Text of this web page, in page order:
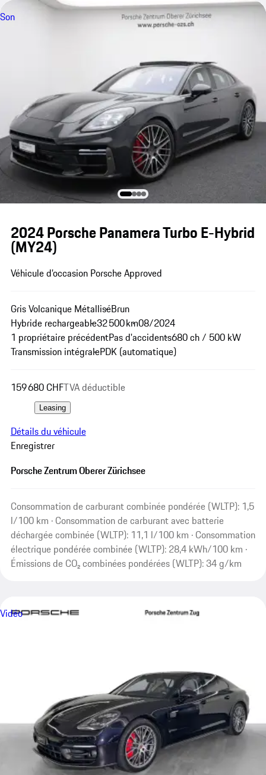
Son
2024 Porsche Panamera Turbo E-Hybrid
(MY24)
Véhicule d’occasion Porsche Approved
Gris Volcanique MétalliséBrun
Hybride rechargeable32 500 km08/2024
1 propriétaire précédentPas d'accidents680 ch / 500 kW
Transmission intégralePDK (automatique)
159 680 CHFTVA déductible
Leasing
Détails du véhicule
Enregistrer
Porsche Zentrum Oberer Zürichsee
Consommation de carburant combinée pondérée (WLTP): 1,5
l/100 km · Consommation de carburant avec batterie
déchargée combinée (WLTP): 11,1 l/100 km · Consommation
électrique pondérée combinée (WLTP): 28,4 kWh/100 km ·
Émissions de CO₂ combinées pondérées (WLTP): 34 g/km
Vidéo